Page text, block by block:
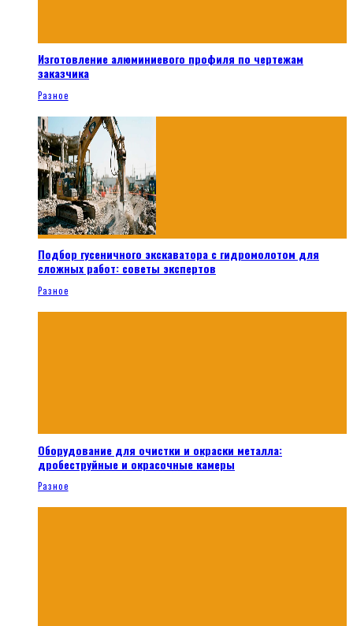
Изготовление алюминиевого профиля по чертежам
заказчика
Разное
Подбор гусеничного экскаватора с гидромолотом для
сложных работ: советы экспертов
Разное
Оборудование для очистки и окраски металла:
дробеструйные и окрасочные камеры
Разное